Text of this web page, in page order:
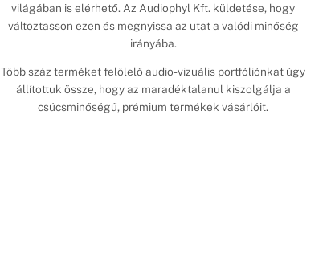
világában is elérhető. Az Audiophyl Kft. küldetése, hogy
változtasson ezen és megnyissa az utat a valódi minőség
irányába.
Több száz terméket felölelő audio-vizuális portfóliónkat úgy
állítottuk össze, hogy az maradéktalanul kiszolgálja a
csúcsminőségű, prémium termékek vásárlóit.